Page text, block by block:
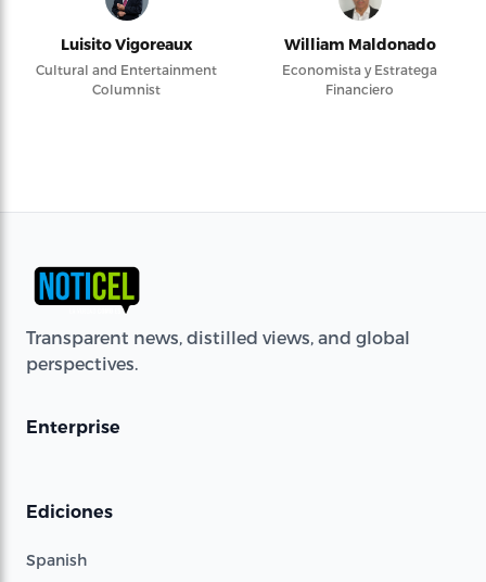
Luisito Vigoreaux
Cultural and Entertainment
Columnist
William Maldonado
Economista y Estratega
Financiero
Transparent news, distilled views, and global
perspectives.
Enterprise
Ediciones
Spanish